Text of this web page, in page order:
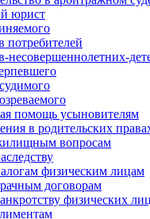
юрист
потребителей
несовершеннолетних-
помощь усыновителям
в родительских
вопросам
физическим лицам
договорам
физических лиц